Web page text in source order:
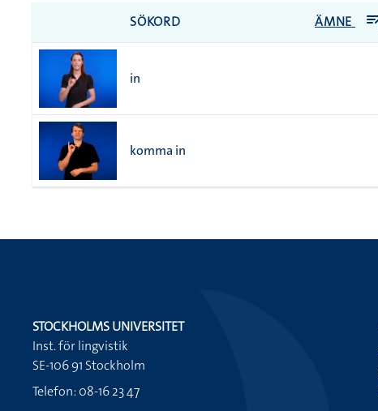
SÖKORD ÄMNE
in
komma in
STOCKHOLMS UNIVERSITET
Inst. för lingvistik
SE-106 91 Stockholm
Telefon: 08-16 23 47